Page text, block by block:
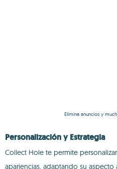
Elimina anuncios y
Personalización y Estrategia
Collect Hole te permite
apariencias, adaptando su